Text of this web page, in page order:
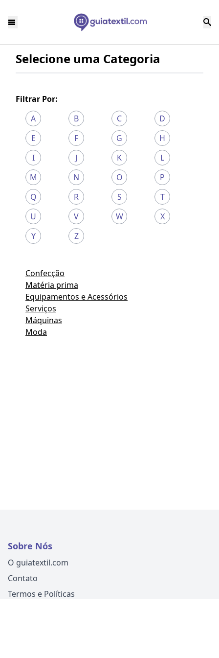
Selecione uma Categoria
Filtrar Por:
A
B C
D
E
F G
H
I
J K
L
M
N O
P
Q
R S
T
U
V W
X
Y
Z
Confecção
Matéria prima
Equipamentos e Acessórios
Serviços
Máquinas
Moda
Sobre Nós
O guiatextil.com
Contato
Termos e Políticas